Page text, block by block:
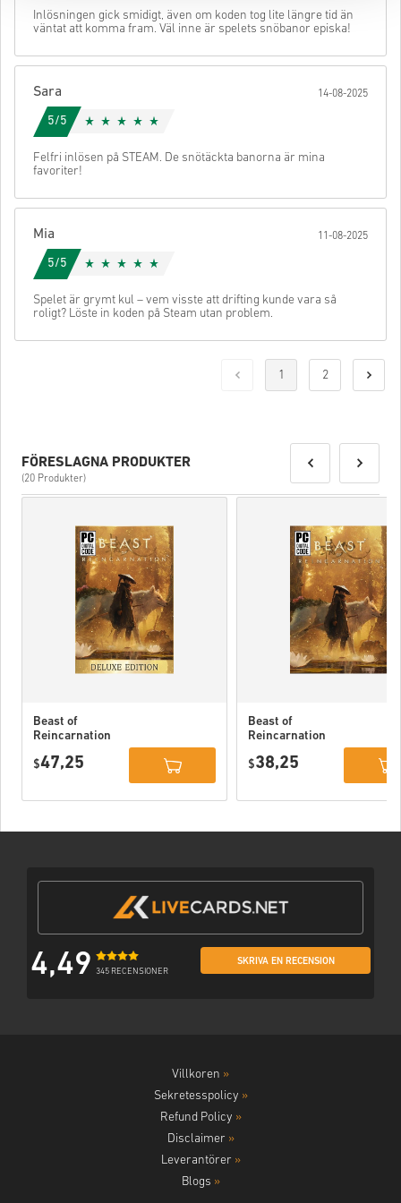
Inlösningen gick smidigt, även om koden tog lite längre tid än
väntat att komma fram. Väl inne är spelets snöbanor episka!
Sara 14-08-2025
5/5
Felfri inlösen på STEAM. De snötäckta banorna är mina
favoriter!
Mia 11-08-2025
5/5
Spelet är grymt kul – vem visste att drifting kunde vara så
roligt? Löste in koden på Steam utan problem.
1 2
FÖRESLAGNA PRODUKTER
(20 Produkter)
Beast of
Reincarnation
PC (STEAM)
$47,25
Beast of
Reincarnation
$38,25
4,49 345 RECENSIONER
SKRIVA EN RECENSION
Villkoren »
Sekretesspolicy »
Refund Policy »
Disclaimer »
Leverantörer »
Blogs »